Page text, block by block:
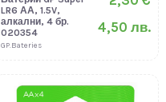
LR6 АА, 1.5V,
алкални, 4 бр.
020354
GP.Bateries
4,50 лв.